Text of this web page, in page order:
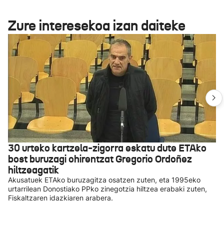
Zure interesekoa izan daiteke
30 urteko kartzela-zigorra eskatu dute ETAko
bost buruzagi ohirentzat Gregorio Ordoñez
hiltzeagatik
Akusatuek ETAko buruzagitza osatzen zuten, eta 1995eko
urtarrilean Donostiako PPko zinegotzia hiltzea erabaki zuten,
Fiskaltzaren idazkiaren arabera.